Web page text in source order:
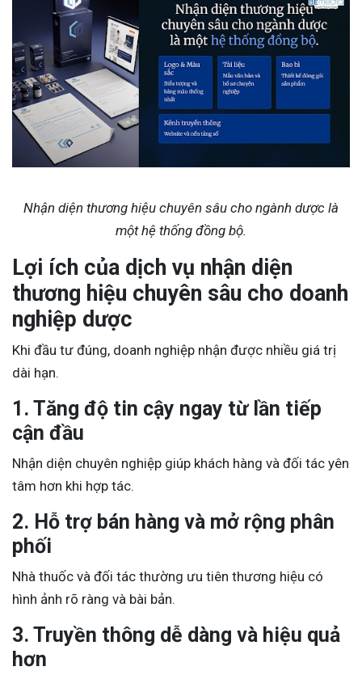
Nhận diện thương hiệu chuyên sâu cho ngành dược là
một hệ thống đồng bộ.
Lợi ích của dịch vụ nhận diện
thương hiệu chuyên sâu cho doanh
nghiệp dược
Khi đầu tư đúng, doanh nghiệp nhận được nhiều giá trị
dài hạn.
1. Tăng độ tin cậy ngay từ lần tiếp
cận đầu
Nhận diện chuyên nghiệp giúp khách hàng và đối tác yên
tâm hơn khi hợp tác.
2. Hỗ trợ bán hàng và mở rộng phân
phối
Nhà thuốc và đối tác thường ưu tiên thương hiệu có
hình ảnh rõ ràng và bài bản.
3. Truyền thông dễ dàng và hiệu quả
hơn